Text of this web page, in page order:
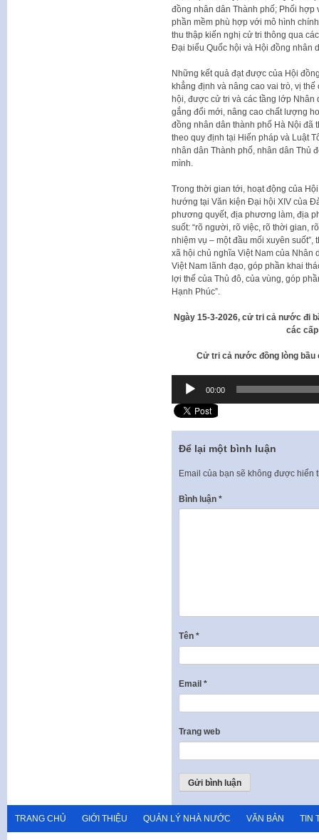
đồng nhân dân Thành phố; Phối
phần mềm phù hợp với mô hình
thu thập kiến nghị cử tri thông qua
Đại biểu Quốc hội và Hội đồng nhân
Những kết quả đạt được của Hội
khẳng định và nâng cao vai trò, vị
hội, được cử tri và các tầng lớp
gắng đổi mới, nâng cao chất lượng
đồng nhân dân thành phố Hà Nội đã
theo quy định tại Hiến pháp và Luật
nhân dân Thành phố, nhân dân Thủ
mình.
Trong thời gian tới, hoạt động của
hướng tại Văn kiện Đại hội XIV của
phương quyết, địa phương làm, địa
suốt: “rõ người, rõ việc, rõ thời gian,
nhiệm vụ – một đầu mối xuyên
xã hội chủ nghĩa Việt Nam của Nhân
Việt Nam lãnh đạo, góp phần khai
lợi thế của Thủ đô, của vùng, góp
Hạnh Phúc”.
Ngày 15-3-2026, cử tri cả nước đi
các
Cử tri cả nước đồng lòng
phát
âm
thanh
00:00
Để lại một bình luận
Email của bạn sẽ không được hiển
Bình luận *
Tên *
Email *
Trang web
TRANG CHỦ GIỚI THIỆU QUẢN LÝ NHÀ NƯỚC VĂN BẢN TIN